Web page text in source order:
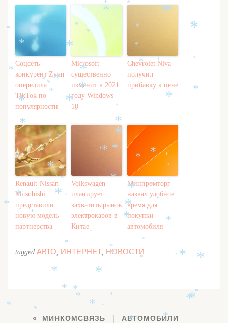
Соцсеть-
конкурент Zynn
опередила
TikTok по
популярности
Microsoft
существенно
изменит в 2021
году Windows
10
Chevrolet Niva
получил
прибавку к цене
Renault-Nissan-
Mitsubishi
представили
новую модель
партнерства
Volkswagen
планирует
захватить рынок
электрокаров в
Китае
Минпромторг
назвал удобное
время для
покупки
автомобиля
tagged АВТО, ИНТЕРНЕТ, НОВОСТИ
МИНКОМСВЯЗЬ
АВТОМОБИЛИ
*
*
*
*
*
*
*
*
*
*
*
*
*
*
*
*
*
*
*
*
*
*
*
*
*
*
*
*
*
*
*
*
*
*
*
* *
*
*
*
*
*
*
*
*
*
*
*
*
*
*
*
*
*
*
*
*
*
*
*
*
*
*
*
*
*
*
*
*
*
*
*
*
*